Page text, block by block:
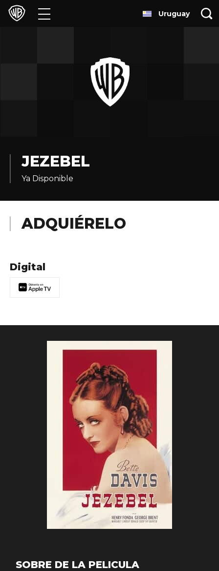
Películas
Juegos y Aplicaciones
Experiencias
Uruguay
JEZEBEL
Ya Disponible
ADQUIÉRELO
Digital
SOBRE DE LA PELICULA